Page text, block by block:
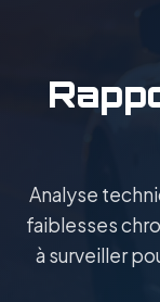
Analyse
faiblesses
à surveiller